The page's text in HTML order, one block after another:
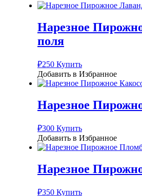
Нарезное
поля
₽250 Купить
Добавить в Избранное
Нарезное
₽300 Купить
Добавить в Избранное
Нарезное
₽350 Купить